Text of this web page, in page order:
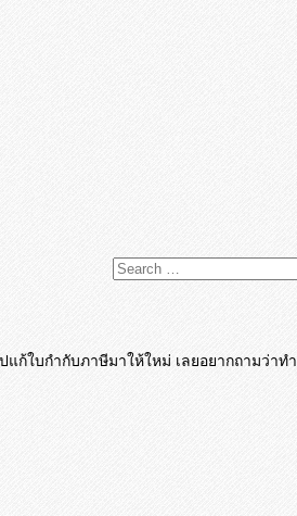
แก้ใบกำกับภาษีมาให้ใหม่ เลยอยากถามว่าทำ